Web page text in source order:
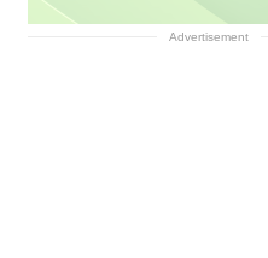
Advertisement